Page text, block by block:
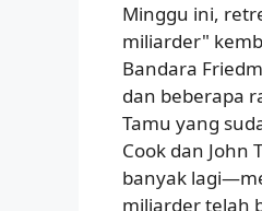
Minggu ini,
miliarder"
Bandara
dan beberapa
Tamu yang
Cook dan John
banyak
miliarder telah